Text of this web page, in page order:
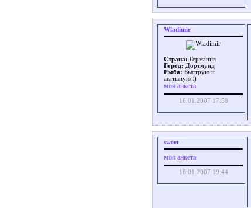
Wladimir
Страна: Германия
Город: Дортмунд
Рыба: Быструю и
активную :)
моя анкета
16.01.2007 17:58
swert
моя анкета
16.01.2007 19:44